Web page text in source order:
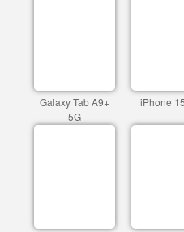
Galaxy Tab A9+
5G
iPhone